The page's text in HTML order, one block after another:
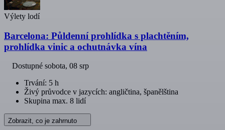
Výlety lodí
Barcelona: Půldenní prohlídka s plachtěním,
prohlídka vinic a ochutnávka vína
Dostupné sobota, 08 srp
Trvání: 5 h
Živý průvodce v jazycích: angličtina, španělština
Skupina max. 8 lidí
Zobrazit, co je zahrnuto